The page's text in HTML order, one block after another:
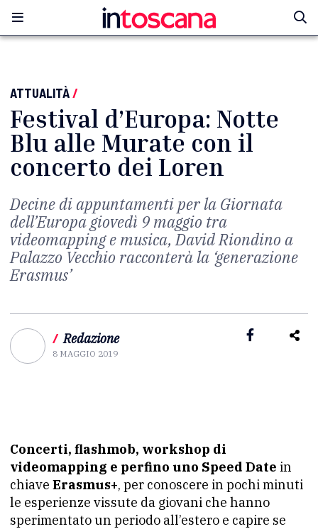
ATTUALITÀ/
Festival d’Europa: Notte
Blu alle Murate con il
concerto dei Loren
Decine di appuntamenti per la Giornata
dell’Europa giovedì 9 maggio tra
videomapping e musica, David Riondino a
Palazzo Vecchio racconterà la ‘generazione
Erasmus’
/ Redazione
8 MAGGIO 2019
Concerti, flashmob, workshop di
videomapping e perfino uno Speed Date in
chiave Erasmus+, per conoscere in pochi minuti
le esperienze vissute da giovani che hanno
sperimentato un periodo all’estero e capire se